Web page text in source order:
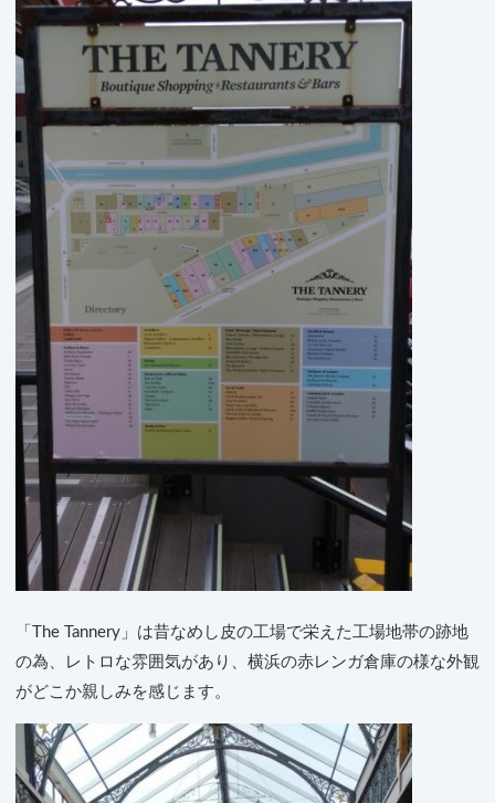
「The Tannery」は昔なめし皮の工場で栄えた工場地帯の跡地
の為、レトロな雰囲気があり、横浜の赤レンガ倉庫の様な外観
がどこか親しみを感じます。